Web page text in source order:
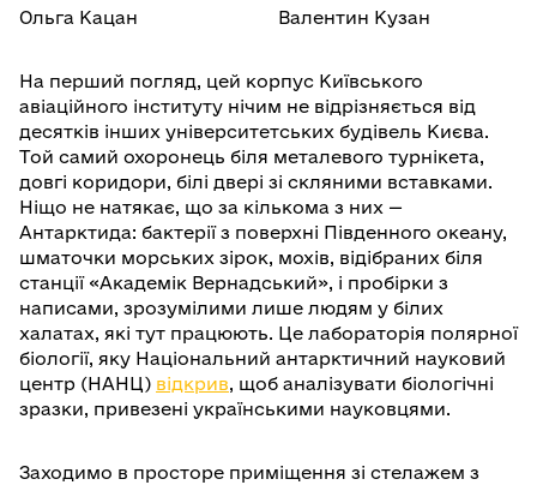
На перший погляд, цей корпус Київського
авіаційного інституту нічим не відрізняється від
десятків інших університетських будівель Києва.
Той самий охоронець біля металевого турнікета,
довгі коридори, білі двері зі скляними вставками.
Ніщо не натякає, що за кількома з них —
Антарктида: бактерії з поверхні Південного океану,
шматочки морських зірок, мохів, відібраних біля
станції «Академік Вернадський», і пробірки з
написами, зрозумілими лише людям у білих
халатах, які тут працюють. Це лабораторія полярної
біології, яку Національний антарктичний науковий
центр (НАНЦ) відкрив, щоб аналізувати біологічні
зразки, привезені українськими науковцями.
Заходимо в просторе приміщення зі стелажем з
Ольга Кацан Валентин Кузан